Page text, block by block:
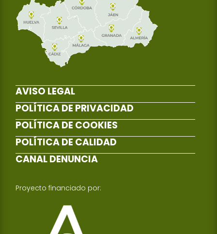
AVISO LEGAL
POLÍTICA DE PRIVACIDAD
POLÍTICA DE COOKIES
POLÍTICA DE CALIDAD
CANAL DENUNCIA
Proyecto financiado por: